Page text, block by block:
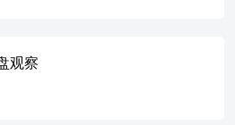
朗售油许可油价上
观察